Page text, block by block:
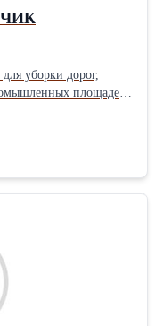
уборки дорог,
площадей